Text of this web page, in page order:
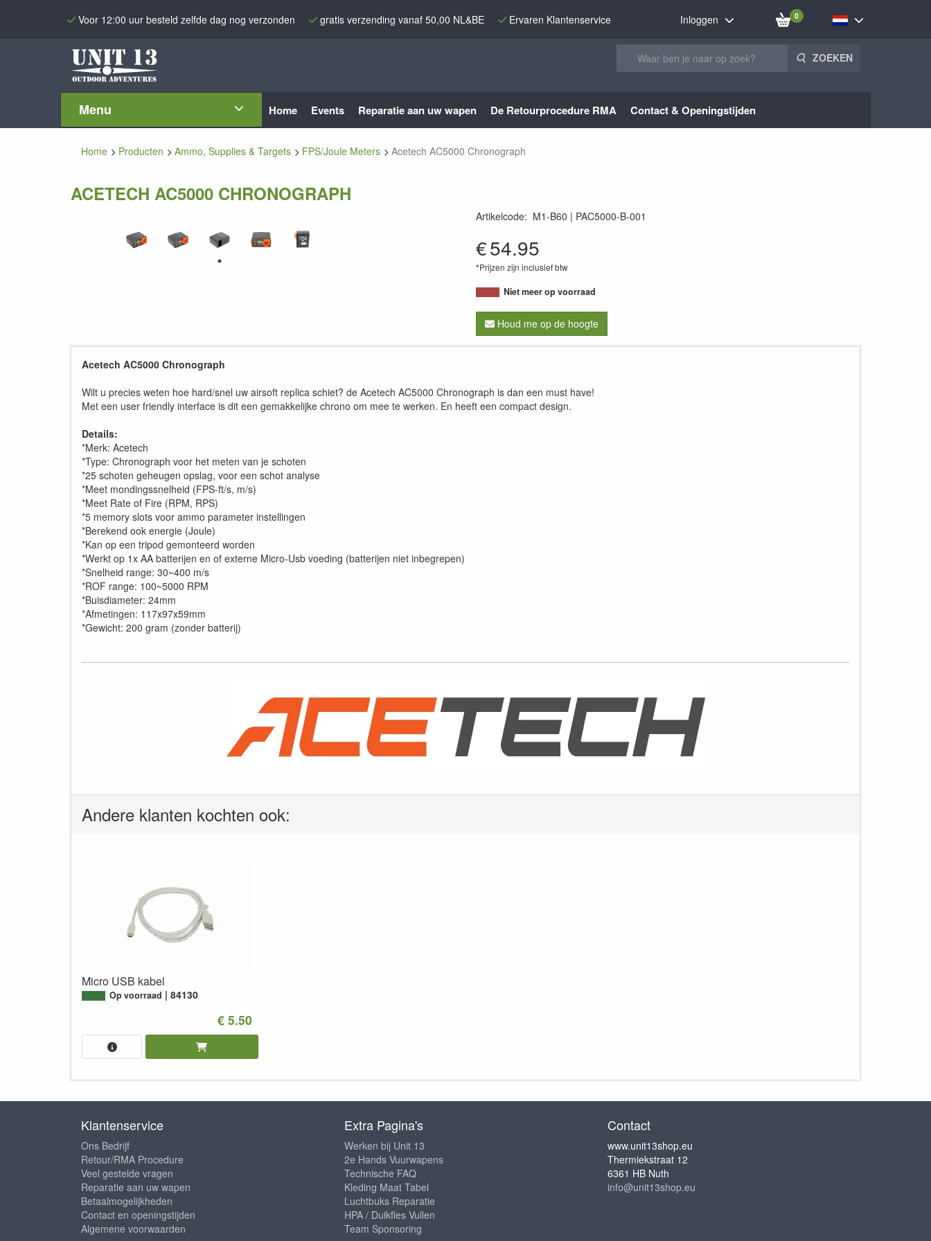
Voor 12:00 uur besteld zelfde dag nog verzonden gratis verzending vanaf 50,00 NL&BE Ervaren Klantenservice Inloggen 0
ZOEKEN
Menu Home Events Reparatie aan uw wapen De Retourprocedure RMA Contact & Openingstijden
Home Producten Ammo, Supplies & Targets FPS/Joule Meters Acetech AC5000 Chronograph
ACETECH AC5000 CHRONOGRAPH
Artikelcode: M1-B60
PAC5000-B-001
€54.95
*Prijzen zijn inclusief btw
Niet meer op voorraad
Houd me op de hoogte
Acetech AC5000 Chronograph
Wilt u precies weten hoe hard/snel uw airsoft replica schiet? de Acetech AC5000 Chronograph is dan een must have!
Met een user friendly interface is dit een gemakkelijke chrono om mee te werken. En heeft een compact design.
Details:
*Merk: Acetech
*Type: Chronograph voor het meten van je schoten
*25 schoten geheugen opslag, voor een schot analyse
*Meet mondingssnelheid (FPS-ft/s, m/s)
*Meet Rate of Fire (RPM, RPS)
*5 memory slots voor ammo parameter instellingen
*Berekend ook energie (Joule)
*Kan op een tripod gemonteerd worden
*Werkt op 1x AA batterijen en of externe Micro-Usb voeding (batterijen niet inbegrepen)
*Snelheid range: 30~400 m/s
*ROF range: 100~5000 RPM
*Buisdiameter: 24mm
*Afmetingen: 117x97x59mm
*Gewicht: 200 gram (zonder batterij)
Andere klanten kochten ook:
Micro USB kabel
Op voorraad 84130
€ 5.50
Klantenservice
Ons Bedrijf
Retour/RMA Procedure
Veel gestelde vragen
Reparatie aan uw wapen
Betaalmogelijkheden
Contact en openingstijden
Algemene voorwaarden
Extra Pagina's
Werken bij Unit 13
2e Hands Vuurwapens
Technische FAQ
Kleding Maat Tabel
Luchtbuks Reparatie
HPA / Duikfles Vullen
Team Sponsoring
Contact
www.unit13shop.eu
Thermiekstraat 12
6361 HB Nuth
info@unit13shop.eu